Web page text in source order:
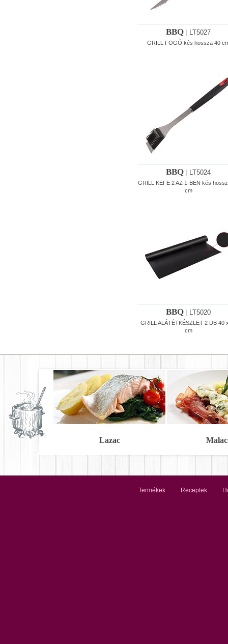
BBQ LT5027
GRILL FOGÓ kés hossza 40
BBQ LT5024
GRILL KEFE 2 AZ 1-BEN kés
cm
BBQ LT5020
GRILL ALÁTÉTKÉSZLET 2 DB 40
cm
Lazac
Termékek Receptek